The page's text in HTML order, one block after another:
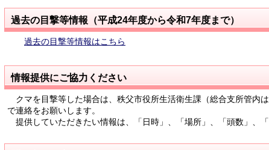
過去の目撃等情報 （平成24年度から令和7年度まで）
過去の目撃等情報はこちら
情報提供にご協力ください
クマを目撃等した場合は、秩父市役所生活衛生課（総合支所管内
で連絡をお願いします。
提供していただきたい情報は、「日時」、「場所」、「頭数」、